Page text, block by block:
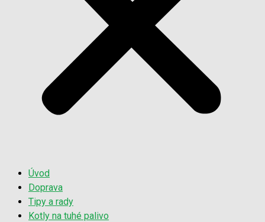
Úvod
Doprava
Tipy a rady
Kotly na tuhé palivo